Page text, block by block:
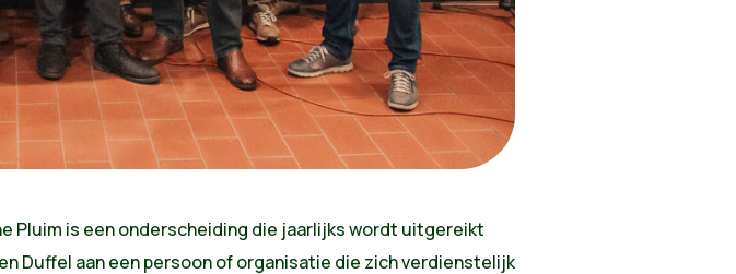
Pluim is een onderscheiding die jaarlijks wordt uitgereikt
Duffel aan een persoon of organisatie die zich verdienstelijk